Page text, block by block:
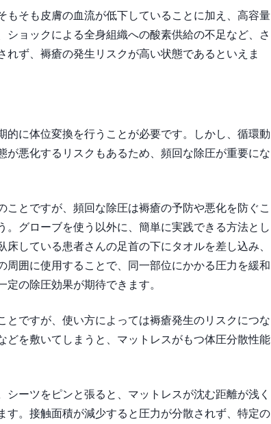
そも皮膚の血流が低下していることに加え、高容量
ョックによる全身組織への酸素供給の不足など、さ
ず、褥瘡の発生リスクが高い状態であるといえま
に体位変換を行うことが必要です。しかし、循環動
悪化するリスクもあるため、頻回な除圧が重要にな
とですが、頻回な除圧は褥瘡の予防や悪化を防ぐこ
グローブを使う以外に、簡単に実践できる方法とし
している患者さんの足首の下にタオルを差し込み、
囲に使用することで、同一部位にかかる圧力を緩和
の除圧効果が期待できます。
ですが、使い方によっては褥瘡発生のリスクにつな
を敷いてしまうと、マットレスがもつ体圧分散性能
ーツをピンと張ると、マットレスが沈む距離が浅く
。接触面積が減少すると圧力が分散されず、特定の